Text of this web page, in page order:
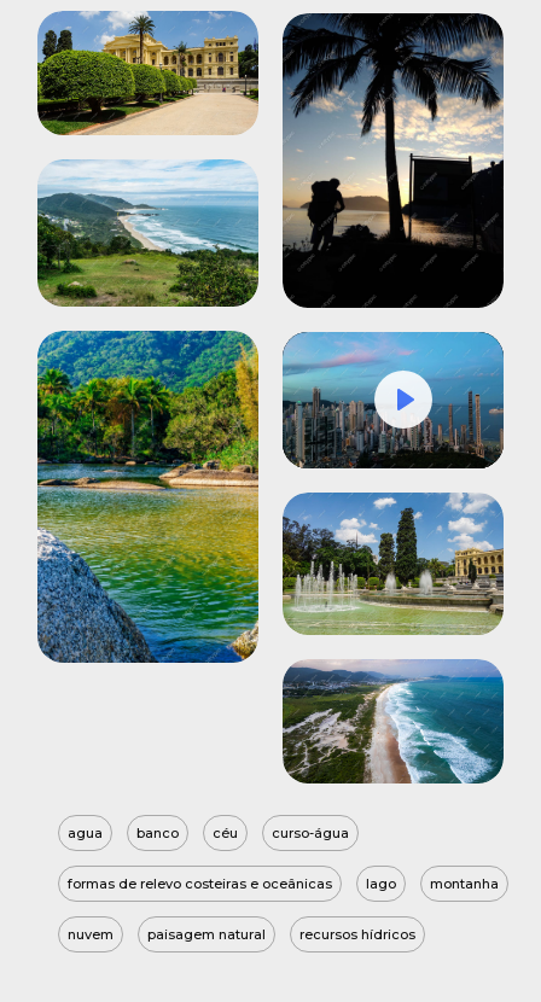
Mute Settings
Play
agua banco céu curso-água
formas de relevo costeiras e oceânicas lago montanha
nuvem paisagem natural recursos hídricos